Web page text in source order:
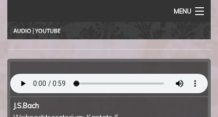
MENU
Home
Termine
Rezensionen
J.S.Bach